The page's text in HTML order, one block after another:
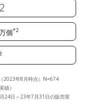
個*2
2023年8月時点）N=674
績）
24日～23年7月31日の販売実